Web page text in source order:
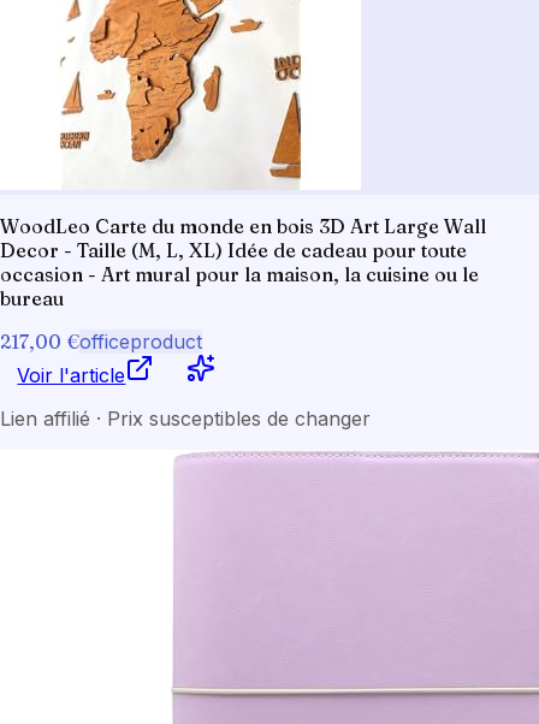
WoodLeo Carte du monde en bois 3D Art Large Wall
Decor - Taille (M, L, XL) Idée de cadeau pour toute
occasion - Art mural pour la maison, la cuisine ou le
bureau
217,00 €officeproduct
Voir l'article
Lien affilié · Prix susceptibles de changer